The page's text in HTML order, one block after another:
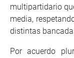
multipartidario
media,
distintas
Por acuerdo